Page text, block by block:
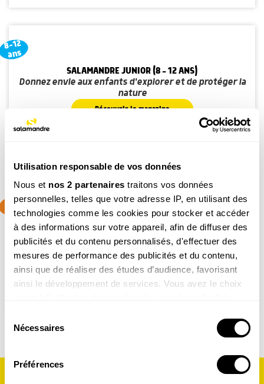
Utilisation responsable de vos données
Nous et nos 2 partenaires traitons vos données
personnelles, telles que votre adresse IP, en utilisant des
technologies comme les cookies pour stocker et accéder
à des informations sur votre appareil, afin de diffuser des
publicités et du contenu personnalisés, d'effectuer des
mesures de performance des publicités et du contenu,
ainsi que de réaliser des études d’audience, favorisant
ainsi le développement de services. Vous avez le choix
tout moment en consultant la Déclaration relative aux
cookies ou en cliquant sur l'icône de confidentialité.
Si vous le permettez, nous aimerions également :
Nécessaires
Préférences
8-12
ans
SALAMANDRE JUNIOR (8 - 12 ANS)
Donnez envie aux enfants d'explorer et de protéger la
nature
Découvrir le magazine
4-7
ans
PETITE SALAMANDRE (4 - 7 ANS)
Faites découvrir aux petits la nature de manière ludique
Découvrir le magazine